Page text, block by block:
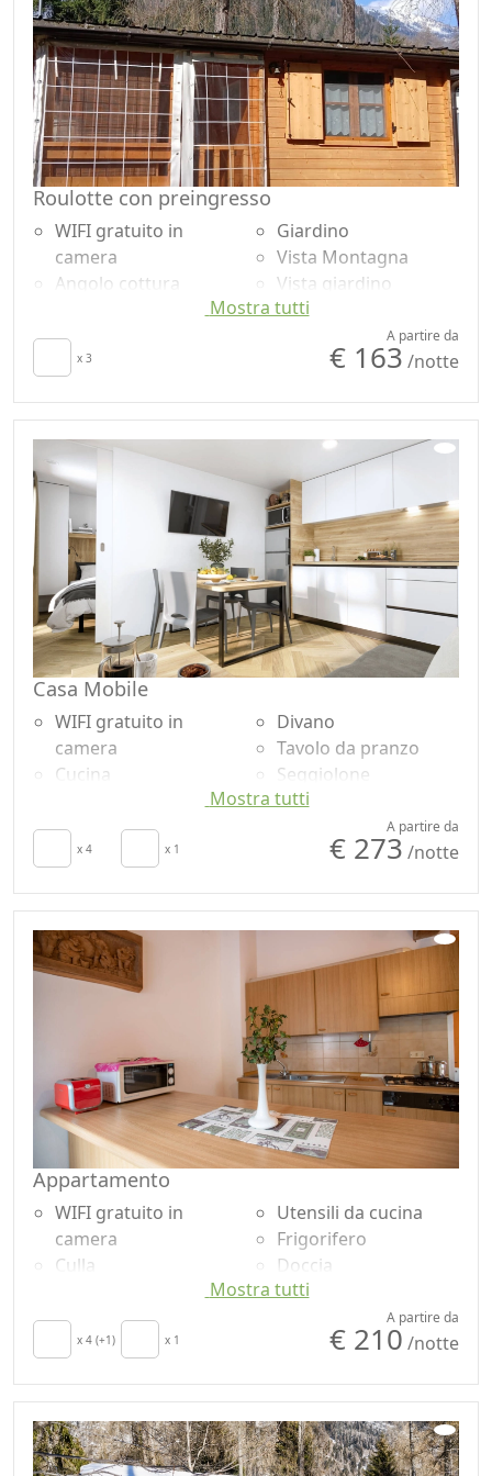
Roulotte con preingresso
WIFI gratuito in
camera
Angolo cottura
Frigorifero
Bagno in comune
Giardino
Vista Montagna
Vista giardino
Microonde
Mostra tutti
x 3
A partire da
€ 163 /notte
Casa Mobile
WIFI gratuito in
camera
Cucina
Soggiorno
Patio
Armadio o
Guardaroba
Divano
Tavolo da pranzo
Seggiolone
Utensili da cucina
Lavastoviglie
Microonde
Smart TV
Mostra tutti
x 4 x 1
A partire da
€ 273 /notte
Appartamento
WIFI gratuito in
camera
Culla
Asciugacapelli
Seggiolone
Utensili da cucina
Frigorifero
Doccia
Vista Montagna
Smart TV
Mostra tutti
x 4 (+1) x 1
A partire da
€ 210 /notte